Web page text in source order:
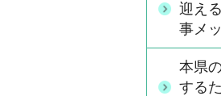
迎え
事メ
本県
する